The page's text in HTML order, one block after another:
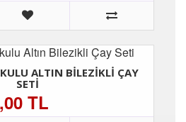
ALTIN BILEZIKLI ÇAY
SETI
TL